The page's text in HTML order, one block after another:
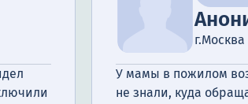
г.Москва
У мамы в пожилом
не знали, куда